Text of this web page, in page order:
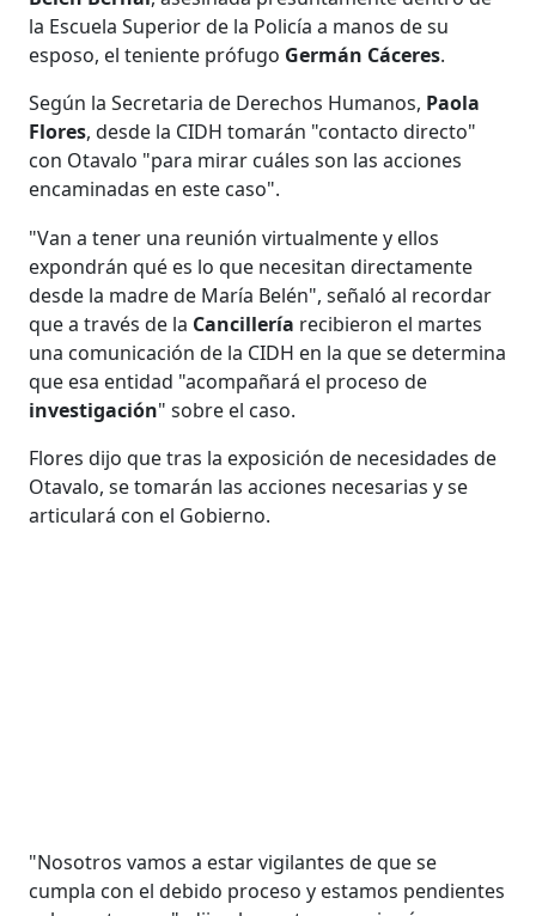
la Escuela Superior de la Policía a manos de su
esposo, el teniente prófugo Germán Cáceres.
Según la Secretaria de Derechos Humanos, Paola
Flores, desde la CIDH tomarán "contacto directo"
con Otavalo "para mirar cuáles son las acciones
encaminadas en este caso".
"Van a tener una reunión virtualmente y ellos
expondrán qué es lo que necesitan directamente
desde la madre de María Belén", señaló al recordar
que a través de la Cancillería recibieron el martes
una comunicación de la CIDH en la que se determina
que esa entidad "acompañará el proceso de
investigación" sobre el caso.
Flores dijo que tras la exposición de necesidades de
Otavalo, se tomarán las acciones necesarias y se
articulará con el Gobierno.
"Nosotros vamos a estar vigilantes de que se
cumpla con el debido proceso y estamos pendientes